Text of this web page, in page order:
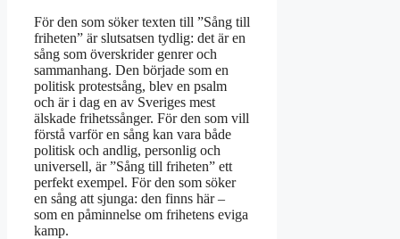
För den som söker texten till ”Sång till
friheten” är slutsatsen tydlig: det är en
sång som överskrider genrer och
sammanhang. Den började som en
politisk protestsång, blev en psalm
och är i dag en av Sveriges mest
älskade frihetssånger. För den som vill
förstå varför en sång kan vara både
politisk och andlig, personlig och
universell, är ”Sång till friheten” ett
perfekt exempel. För den som söker
en sång att sjunga: den finns här –
som en påminnelse om frihetens eviga
kamp.